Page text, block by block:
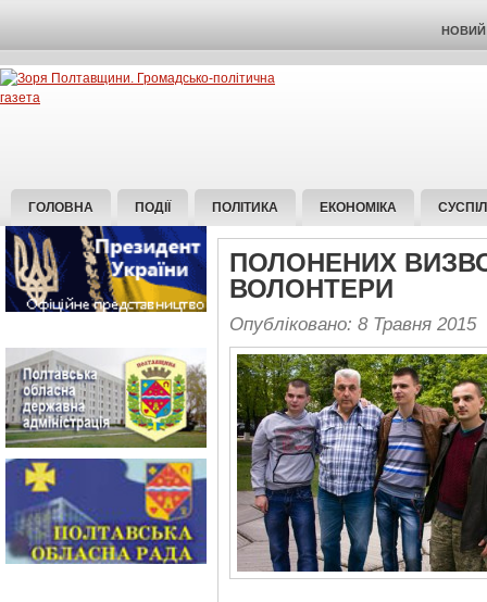
НОВИЙ
ГОЛОВНА ПОДІЇ ПОЛІТИКА ЕКОНОМІКА
ПОЛОНЕНИХ
ВОЛОНТЕРИ
Опубліковано: 8 Травня 2015